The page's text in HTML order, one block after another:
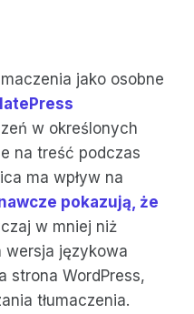
jako osobne
w określonych
na treść podczas
ma wpływ na
pokazują, że
w mniej niż
wersja językowa
strona WordPress,
tłumaczenia.